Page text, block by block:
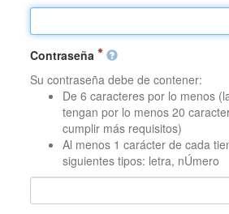
Contraseña
Su contraseña debe de contener:
De 6 caracteres por lo menos
tengan por lo menos 20
cumplir más requisitos)
Al menos 1 carácter de cada
siguientes tipos: letra, nÚmero